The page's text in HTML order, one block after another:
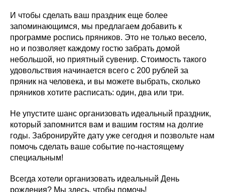
И чтобы сделать ваш праздник еще более
запоминающимся, мы предлагаем добавить к
программе роспись пряников. Это не только весело,
но и позволяет каждому гостю забрать домой
небольшой, но приятный сувенир. Стоимость такого
удовольствия начинается всего с 200 рублей за
пряник на человека, и вы можете выбрать, сколько
пряников хотите расписать: один, два или три.
Не упустите шанс организовать идеальный праздник,
который запомнится вам и вашим гостям на долгие
годы. Забронируйте дату уже сегодня и позвольте нам
помочь сделать ваше событие по-настоящему
специальным!
Всегда хотели организовать идеальный День
рождения? Мы здесь, чтобы помочь!